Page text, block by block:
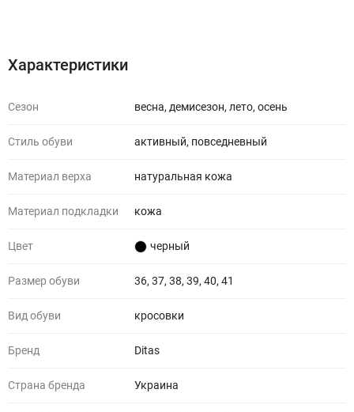
Характеристики
Сезон весна, демисезон, лето, осень
Стиль обуви активный, повседневный
Материал верха натуральная кожа
Материал подкладки кожа
Цвет черный
Размер обуви 36, 37, 38, 39, 40, 41
Вид обуви кросовки
Бренд Ditas
Страна бренда Украина